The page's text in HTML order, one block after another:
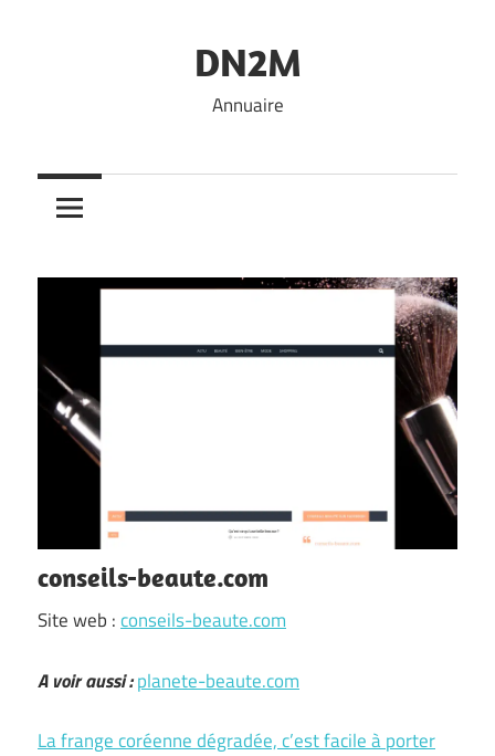
DN2M
Annuaire
conseils-beaute.com
Site web :conseils-beaute.com
A voir aussi :planete-beaute.com
La frange coréenne dégradée, c’est facile à porter